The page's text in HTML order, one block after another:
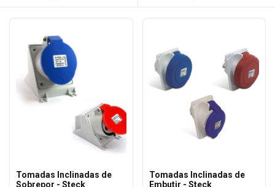
Tomadas Inclinadas de
Sobrepor - Steck
Tomadas Inclinadas de
Embutir - Steck